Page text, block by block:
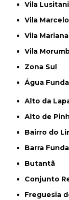
Vila
Vila Marcelo
Vila Mariana
Vila
Zona Sul
Água Funda
Alto da
Alto de
Bairro do
Barra Funda
Butantã
Conjunto
Freguesia